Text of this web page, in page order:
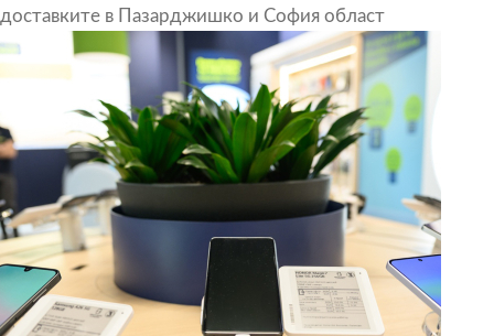
доставките в Пазарджишко и София област